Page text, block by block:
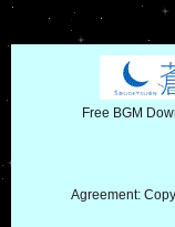
Free BGM
Agreement: